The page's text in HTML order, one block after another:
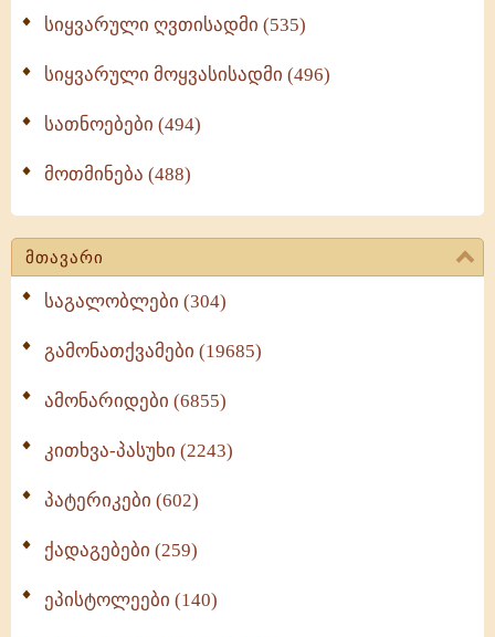
სიყვარული ღვთისადმი (535)
სიყვარული მოყვასისადმი (496)
სათნოებები (494)
მოთმინება (488)
მთავარი
საგალობლები (304)
გამონათქვამები (19685)
ამონარიდები (6855)
კითხვა-პასუხი (2243)
პატერიკები (602)
ქადაგებები (259)
ეპისტოლეები (140)